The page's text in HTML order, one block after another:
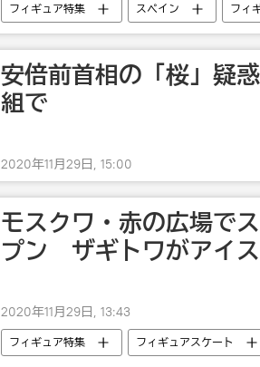
フィギュア特集 スペイン フィ
安倍前首相の「桜」疑
組で
2020年11月29日, 15:00
モスクワ・赤の広場で
プン ザギトワがアイス
2020年11月29日, 13:43
フィギュア特集 フィギュアスケート